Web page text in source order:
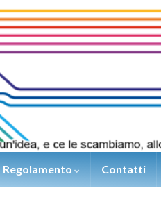
Regolamento Contatti